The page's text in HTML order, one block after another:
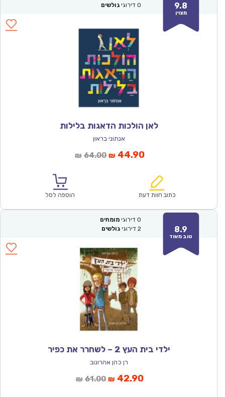
9.8
מצוין
0 דירוגי גולשים
לאן הולכות הדאגות בלילות
אנתוני בראון
₪ 64.00המחיר
₪64.00.
₪ 44.90המחיר
הוא:
כתוב חוות דעת הוספה לסל
8.9
טוב מאוד
0 דירוגי מומחים
2 דירוגי גולשים
ילדי בית העץ 2 – לשחרר את כפיר
רן כהן אהרונוב
₪ 61.00המחיר
₪ 42.90המחיר